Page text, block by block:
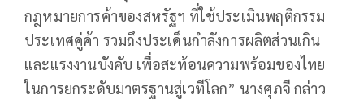
กฎหมายการค้าของสหรัฐฯ ที่ใช้ประเมินพฤติกรรม
ประเทศคู่ค้า รวมถึงประเด็นกำลังการผลิตส่วนเกิน
และแรงงานบังคับ เพื่อสะท้อนความพร้อมของไทย
ในการยกระดับมาตรฐานสู่เวทีโลก” นางศุภจี กล่าว